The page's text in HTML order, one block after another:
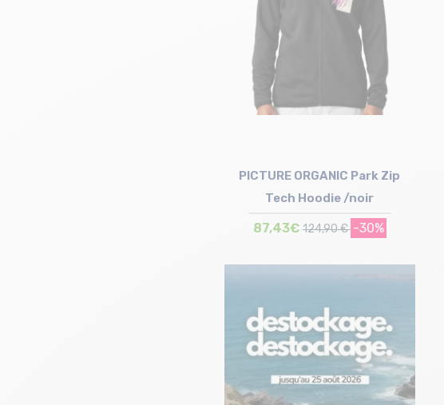
PICTURE ORGANIC Park Zip
Tech Hoodie /noir
87,43€ 124,90 € -30%